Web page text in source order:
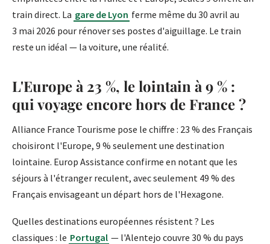
train direct. La gare de Lyon ferme même du 30 avril au
3 mai 2026 pour rénover ses postes d'aiguillage. Le train
reste un idéal — la voiture, une réalité.
L'Europe à 23 %, le lointain à 9 % :
qui voyage encore hors de France ?
Alliance France Tourisme pose le chiffre : 23 % des Français
choisiront l'Europe, 9 % seulement une destination
lointaine. Europ Assistance confirme en notant que les
séjours à l'étranger reculent, avec seulement 49 % des
Français envisageant un départ hors de l'Hexagone.
Quelles destinations européennes résistent ? Les
classiques : le Portugal — l'Alentejo couvre 30 % du pays